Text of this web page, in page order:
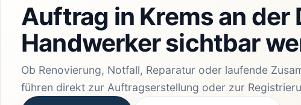
Auftrag in Krems an
Handwerker sichtbar
Ob Renovierung, Notfall, Reparatur oder laufende
führen direkt zur Auftragserstellung oder zur